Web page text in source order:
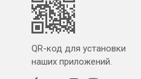
QR-код для установки
наших приложений.